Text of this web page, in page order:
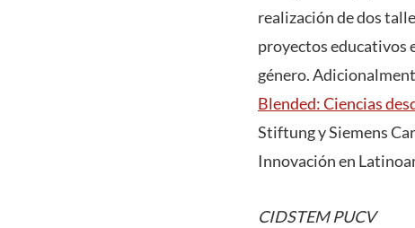
realización de dos
proyectos educativos
género.
Blended: Ciencias
Stiftung y Siemens
Innovación en
CIDSTEM PUCV